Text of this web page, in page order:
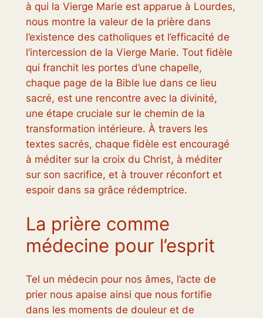
à qui la Vierge Marie est apparue à Lourdes,
nous montre la valeur de la prière dans
l’existence des catholiques et l’efficacité de
l’intercession de la Vierge Marie. Tout fidèle
qui franchit les portes d’une chapelle,
chaque page de la Bible lue dans ce lieu
sacré, est une rencontre avec la divinité,
une étape cruciale sur le chemin de la
transformation intérieure. À travers les
textes sacrés, chaque fidèle est encouragé
à méditer sur la croix du Christ, à méditer
sur son sacrifice, et à trouver réconfort et
espoir dans sa grâce rédemptrice.
La prière comme
médecine pour l’esprit
Tel un médecin pour nos âmes, l’acte de
prier nous apaise ainsi que nous fortifie
dans les moments de douleur et de